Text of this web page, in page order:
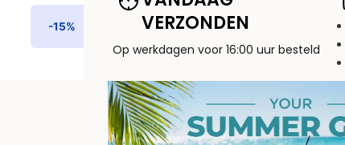
-15%
VERZONDEN
Op werkdagen voor 16:00 uur besteld